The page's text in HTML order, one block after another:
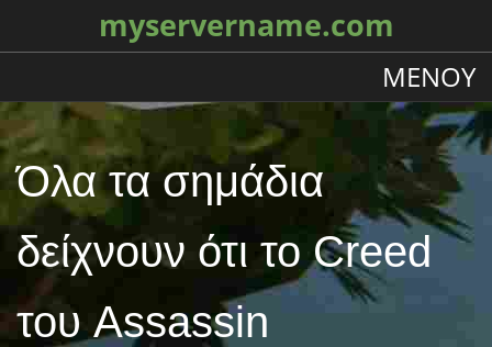
myservername.com
ΜΕΝΟΎ
Όλα τα σημάδια
δείχνουν ότι το Creed
του Assassin